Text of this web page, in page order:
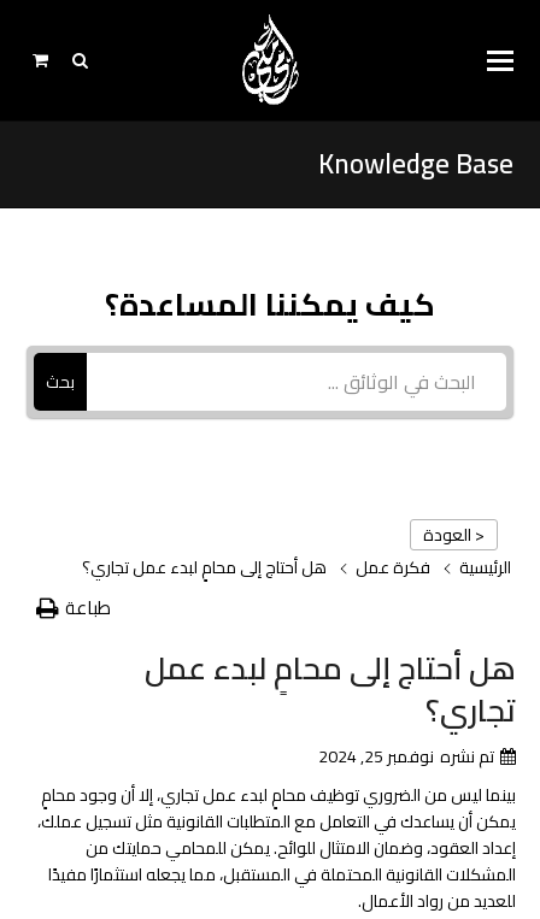
Knowledge Base
كيف يمكننا المساعدة؟
بحث
< العودة
الرئيسية
فكرة عمل هل أحتاج إلى محامٍ لبدء عمل تجاري؟
طباعة
هل أحتاج إلى محامٍ لبدء عمل
تجاري؟
تم نشره نوفمبر 25, 2024
بينما ليس من الضروري توظيف محامٍ لبدء عمل تجاري، إلا أن وجود محامٍ
يمكن أن يساعدك في التعامل مع المتطلبات القانونية مثل تسجيل عملك،
إعداد العقود، وضمان الامتثال للوائح. يمكن للمحامي حمايتك من
المشكلات القانونية المحتملة في المستقبل، مما يجعله استثمارًا مفيدًا
للعديد من رواد الأعمال.